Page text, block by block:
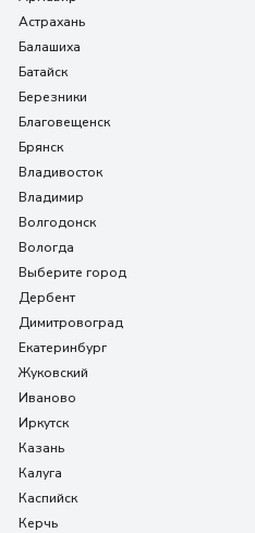
Астрахань
Балашиха
Батайск
Березники
Благовещенск
Брянск
Владивосток
Владимир
Волгодонск
Вологда
Выберите город
Дербент
Димитровоград
Екатеринбург
Жуковский
Иваново
Иркутск
Казань
Калуга
Каспийск
Керчь